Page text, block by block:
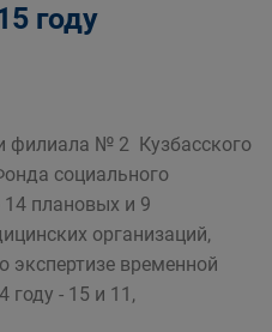
году
филиала № 2 Кузбасского
социального
плановых и 9
организаций,
временной
году - 15 и 11,